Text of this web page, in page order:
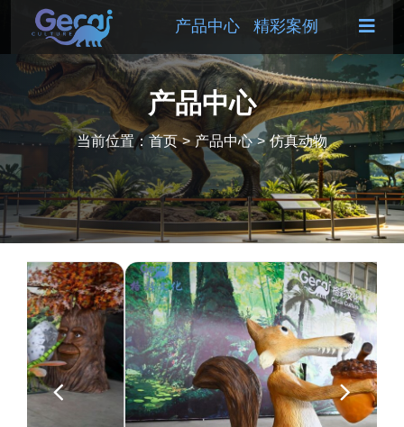
产品中心 精彩案例
产品中心
当前位置：首页 > 产品中心 > 仿真动物